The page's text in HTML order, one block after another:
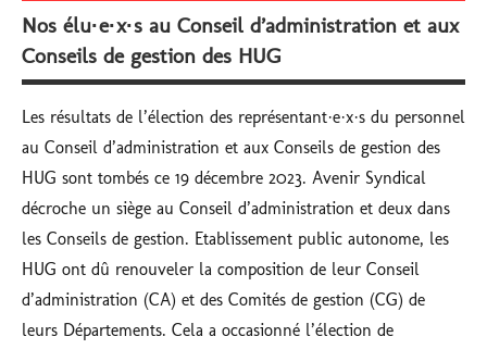
Nos élu·e·x·s au Conseil d’administration et aux
Conseils de gestion des HUG
Les résultats de l’élection des représentant·e·x·s du personnel
au Conseil d’administration et aux Conseils de gestion des
HUG sont tombés ce 19 décembre 2023. Avenir Syndical
décroche un siège au Conseil d’administration et deux dans
les Conseils de gestion. Etablissement public autonome, les
HUG ont dû renouveler la composition de leur Conseil
d’administration (CA) et des Comités de gestion (CG) de
leurs Départements. Cela a occasionné l’élection de